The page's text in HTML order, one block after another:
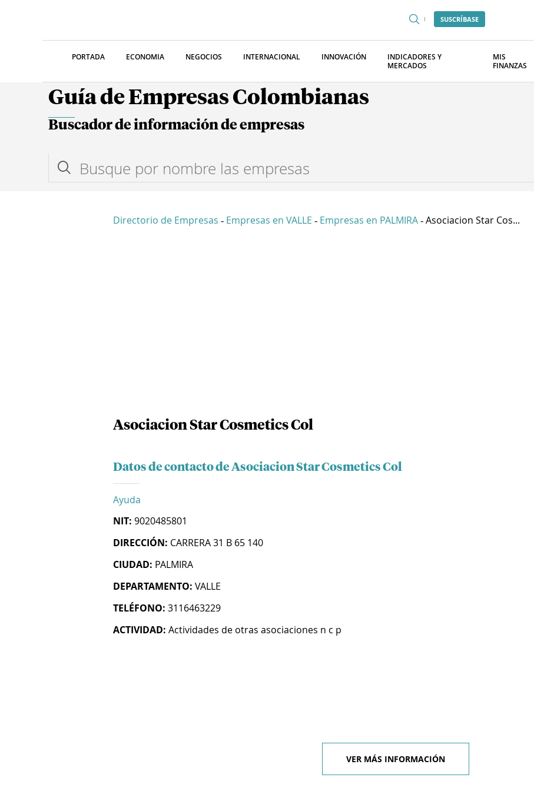
SUSCRÍBASE
PORTADA ECONOMIA NEGOCIOS INTERNACIONAL INNOVACIÓN
INDICADORES Y
MERCADOS
MIS
FINANZAS
Guía de Empresas Colombianas
Buscador de información de empresas
Directorio de Empresas - Empresas en VALLE - Empresas en PALMIRA - Asociacion Star Cos...
Asociacion Star Cosmetics Col
Datos de contacto de Asociacion Star Cosmetics Col
Ayuda
NIT: 9020485801
DIRECCIÓN: CARRERA 31 B 65 140
CIUDAD: PALMIRA
DEPARTAMENTO: VALLE
TELÉFONO: 3116463229
ACTIVIDAD: Actividades de otras asociaciones n c p
VER MÁS INFORMACIÓN